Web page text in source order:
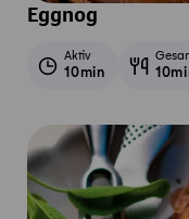
Eggnog
Aktiv
10min